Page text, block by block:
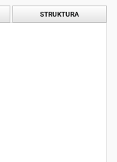
STRUKTURA